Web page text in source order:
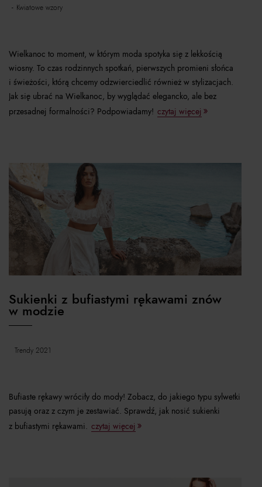
kwiatowe wzory
Wielkanoc to moment, w którym moda spotyka się z lekkością
wiosny. To czas rodzinnych spotkań, pierwszych promieni słońca
i świeżości, którą chcemy odzwierciedlić również w stylizacjach.
Jak się ubrać na Wielkanoc, by wyglądać elegancko, ale bez
przesadnej formalności? Podpowiadamy! czytaj więcej
Sukienki z bufiastymi rękawami znów
w modzie
trendy 2021
Bufiaste rękawy wróciły do mody! Zobacz, do jakiego typu sylwetki
pasują oraz z czym je zestawiać. Sprawdź, jak nosić sukienki
z bufiastymi rękawami. czytaj więcej